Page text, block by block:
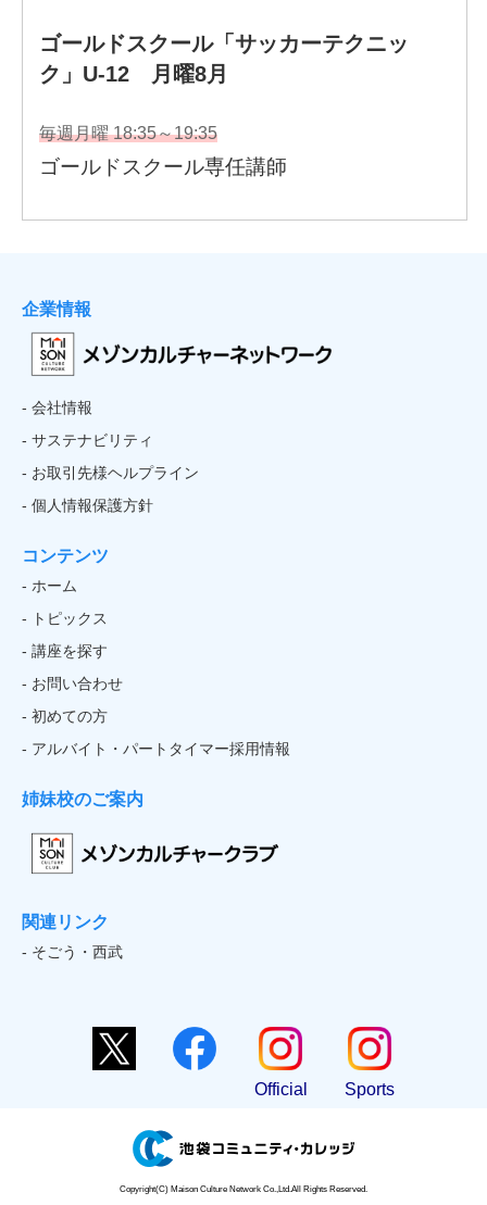
企業情報
- 会社情報
- サステナビリティ
- お取引先様ヘルプライン
- 個人情報保護方針
コンテンツ
- ホーム
- トピックス
- 講座を探す
- お問い合わせ
- 初めての方
- アルバイト・パートタイマー採用情報
姉妹校のご案内
関連リンク
- そごう・西武
Official Sports
Copyright(C) Maison Culture Network Co.,Ltd.All Rights Reserved.